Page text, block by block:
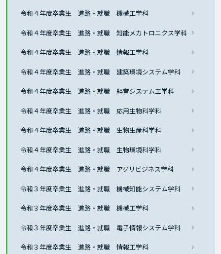
令和４年度卒業生 進路・就職 機械工学科
令和４年度卒業生 進路・就職 知能メカトロニクス学科
令和４年度卒業生 進路・就職 情報工学科
令和４年度卒業生 進路・就職 建築環境システム学科
令和４年度卒業生 進路・就職 経営システム工学科
令和４年度卒業生 進路・就職 応用生物科学科
令和４年度卒業生 進路・就職 生物生産科学科
令和４年度卒業生 進路・就職 生物環境科学科
令和４年度卒業生 進路・就職 アグリビジネス学科
令和３年度卒業生 進路・就職 機械知能システム学科
令和３年度卒業生 進路・就職 機械工学科
令和３年度卒業生 進路・就職 電子情報システム学科
令和３年度卒業生 進路・就職 情報工学科